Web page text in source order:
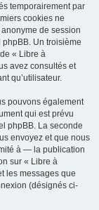
temporairement par
cookies ne
de session
Un troisième
« Libre à
avez consultés et
qu’utilisateur.
pouvons également
qui est prévu
phpBB. La seconde
envoyez et que nous
à — la publication
sur « Libre à
les messages que
(désignés ci-